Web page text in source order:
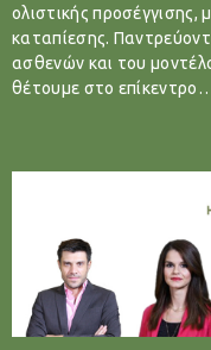
ολιστικής προσέγγισης,
καταπίεσης.
ασθενών και του
θέτουμε στο